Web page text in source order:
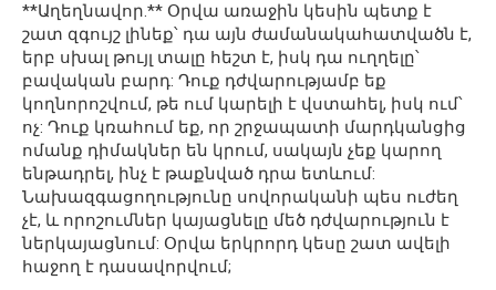
**Աղեղնավոր.** Օրվա առաջին կեսին պետք է
շատ զգույշ լինեք՝ դա այն ժամանակահատվածն է,
երբ սխալ թույլ տալը հեշտ է, իսկ դա ուղղելը՝
բավական բարդ: Դուք դժվարությամբ եք
կողնորոշվում, թե ում կարելի է վստահել, իսկ ում՝
ոչ: Դուք կռահում եք, որ շրջապատի մարդկանցից
ոմանք դիմակներ են կրում, սակայն չեք կարող
ենթադրել, ինչ է թաքնված դրա ետևում:
Նախազգացողությունը սովորականի պես ուժեղ
չէ, և որոշումներ կայացնելը մեծ դժվարություն է
ներկայացնում: Օրվա երկրորդ կեսը շատ ավելի
հաջող է դասավորվում;